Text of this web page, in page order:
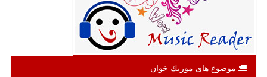
موضوع های موزیك خوان